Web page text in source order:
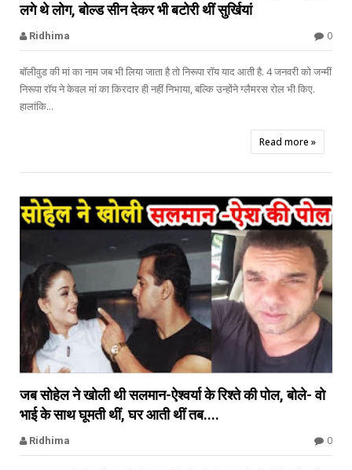
लगे थे लोग, बोल्ड सीन देकर भी बटोरी थीं सुर्खियां
Ridhima 0
बॉलीवुड की मां का नाम जब भी लिया जाता है तो निरूपा रॉय याद आती है. 4 जनवरी को जन्मीं
निरूपा रॉय ने केवल मां का किरदार ही नहीं निभाया, बल्कि उन्होंने ग्लैमरस रोल भी किए.
हालांकि...
Read more »
 
Sohail Khan
जब सोहेल ने खोली थी सलमान-ऐश्वर्या के रिश्ते की पोल, बोले- वो
भाई के साथ घूमती थीं, घर आती थीं तब....
Ridhima 0
Sohail Khan